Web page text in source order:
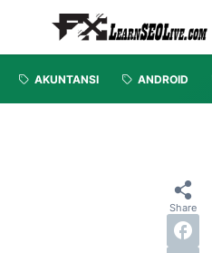
AKUNTANSI ANDROID